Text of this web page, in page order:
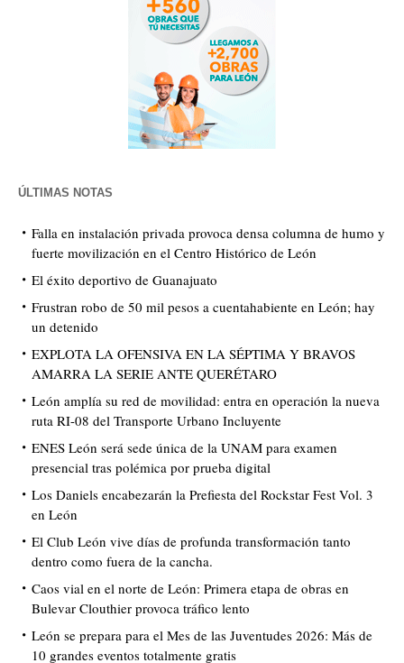
ÚLTIMAS NOTAS
Falla en instalación privada provoca densa columna de humo y
fuerte movilización en el Centro Histórico de León
El éxito deportivo de Guanajuato
Frustran robo de 50 mil pesos a cuentahabiente en León; hay
un detenido
EXPLOTA LA OFENSIVA EN LA SÉPTIMA Y BRAVOS
AMARRA LA SERIE ANTE QUERÉTARO
León amplía su red de movilidad: entra en operación la nueva
ruta RI-08 del Transporte Urbano Incluyente
ENES León será sede única de la UNAM para examen
presencial tras polémica por prueba digital
Los Daniels encabezarán la Prefiesta del Rockstar Fest Vol. 3
en León
El Club León vive días de profunda transformación tanto
dentro como fuera de la cancha.
Caos vial en el norte de León: Primera etapa de obras en
Bulevar Clouthier provoca tráfico lento
León se prepara para el Mes de las Juventudes 2026: Más de
10 grandes eventos totalmente gratis